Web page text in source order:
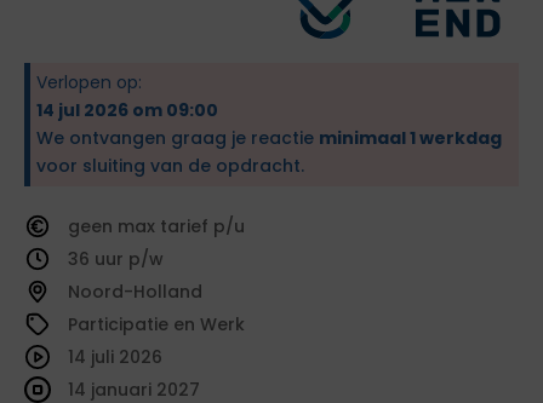
Verlopen op:
14 jul 2026 om 09:00
We ontvangen graag je reactie minimaal 1 werkdag
voor sluiting van de opdracht.
geen
tarief
36
Noord-Holland
Participatie en Werk
14 juli 2026
14 januari 2027